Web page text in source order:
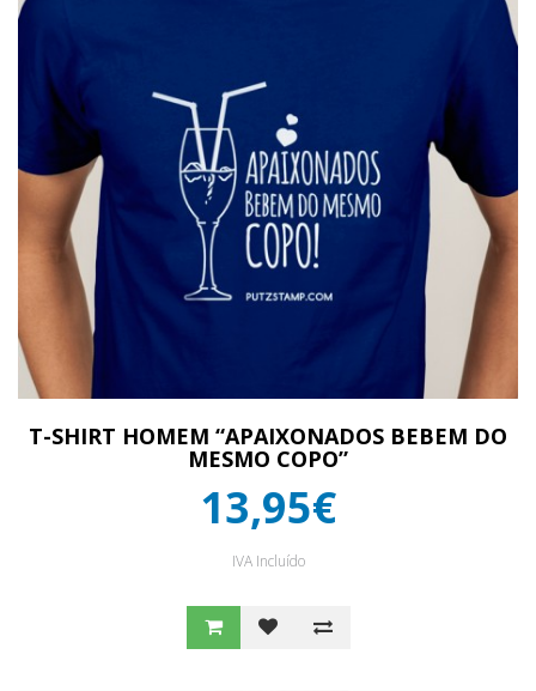
T-SHIRT HOMEM “APAIXONADOS BEBEM DO
MESMO COPO”
13,95€
IVA Incluído